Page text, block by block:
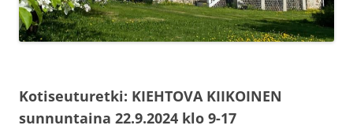
Kotiseuturetki: KIEHTOVA KIIKOINEN
sunnuntaina 22.9.2024 klo 9-17